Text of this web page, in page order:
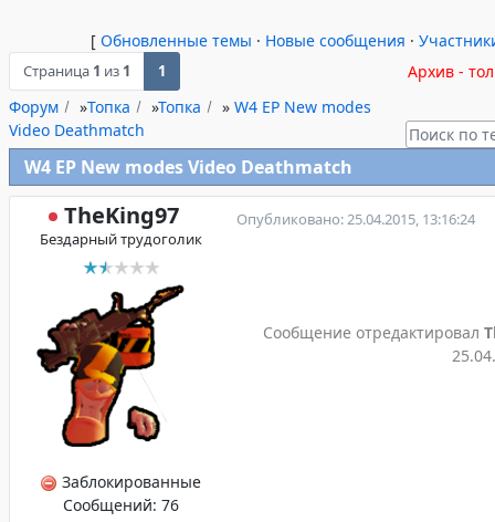
[ Обновленные темы · Новые сообщения ·
Страница 1 из 1 1
Архив -
Форум
»Топка »Топка » W4 EP New modes
Video Deathmatch
W4 EP New modes Video Deathmatch
TheKing97
Бездарный трудоголик
Заблокированные
Сообщений: 76
Опубликовано: 25.04.2015, 13:16:24
Сообщение отредактировал